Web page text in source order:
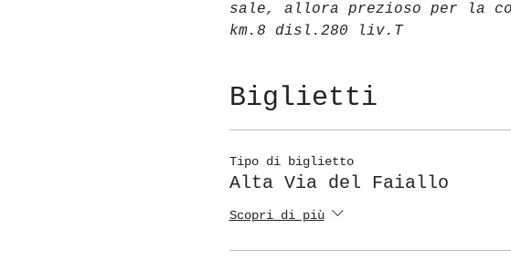
sale, allora prezioso per la
km.8 disl.280 liv.T
Biglietti
Tipo di biglietto
Alta Via del Faiallo
Scopri di più